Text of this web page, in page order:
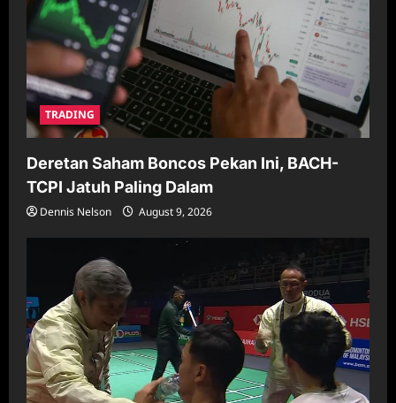
TRADING
Deretan Saham Boncos Pekan Ini, BACH-
TCPI Jatuh Paling Dalam
Dennis Nelson August 9, 2026